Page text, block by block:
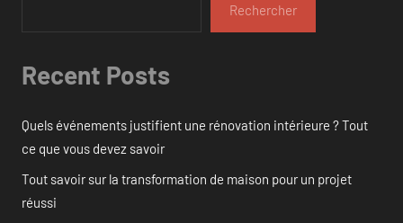
Rechercher
Recent Posts
Quels événements justifient une rénovation intérieure ? Tout
ce que vous devez savoir
Tout savoir sur la transformation de maison pour un projet
réussi